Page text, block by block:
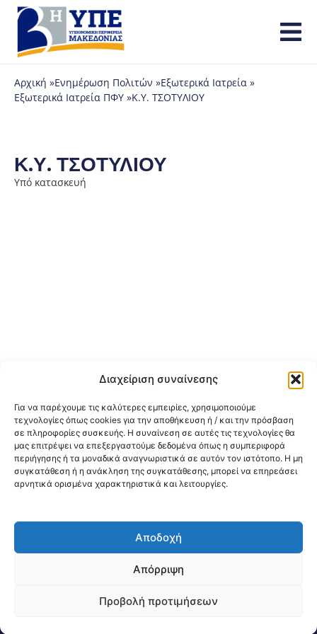
Διαχείριση συναίνεσης
Για να παρέχουμε τις καλύτερες εμπειρίες, χρησιμοποιούμε
τεχνολογίες όπως cookies για την αποθήκευση ή / και την πρόσβαση
σε πληροφορίες συσκευής. Η συναίνεση σε αυτές τις τεχνολογίες θα
μας επιτρέψει να επεξεργαστούμε δεδομένα όπως η συμπεριφορά
περιήγησης ή τα μοναδικά αναγνωριστικά σε αυτόν τον ιστότοπο. Η μη
συγκατάθεση ή η ανάκληση της συγκατάθεσης, μπορεί να επηρεάσει
αρνητικά ορισμένα χαρακτηριστικά και λειτουργίες.
Αποδοχή
Απόρριψη
Προβολή προτιμήσεων
Αρχική »Ενημέρωση Πολιτών »Εξωτερικά Ιατρεία »
Εξωτερικά Ιατρεία ΠΦΥ »Κ.Υ. ΤΣΟΤΥΛΙΟΥ
Κ.Υ. ΤΣΟΤΥΛΙΟΥ
Υπό κατασκευή
@2026 3ype.gr All rights reserved
Θεσσαλονίκη, ΕλλάδαΤηλ: +30 2311 226 200
00051 Website Visits: 1594617